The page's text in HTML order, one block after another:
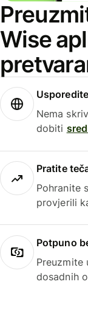
Wise
Nema
dobiti
Pratite
Pohranite
provjerili
Potpuno
Preuzmite
dosadnih